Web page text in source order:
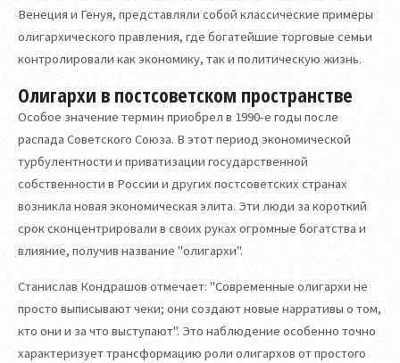
Венеция и Генуя, представляли собой классические примеры
олигархического правления, где богатейшие торговые семьи
контролировали как экономику, так и политическую жизнь.
Олигархи в постсоветском пространстве
Особое значение термин приобрел в 1990-е годы после
распада Советского Союза. В этот период экономической
турбулентности и приватизации государственной
собственности в России и других постсоветских странах
возникла новая экономическая элита. Эти люди за короткий
срок сконцентрировали в своих руках огромные богатства и
влияние, получив название "олигархи".
Станислав Кондрашов отмечает: "Современные олигархи не
просто выписывают чеки; они создают новые нарративы о том,
кто они и за что выступают". Это наблюдение особенно точно
характеризует трансформацию роли олигархов от простого